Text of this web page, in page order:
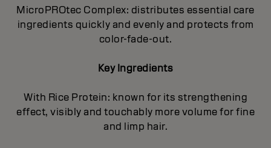
MicroPROtec Complex: distributes essential care
ingredients quickly and evenly and protects from
color-fade-out.
Key Ingredients
With Rice Protein: known for its strengthening
effect, visibly and touchably more volume for fine
and limp hair.